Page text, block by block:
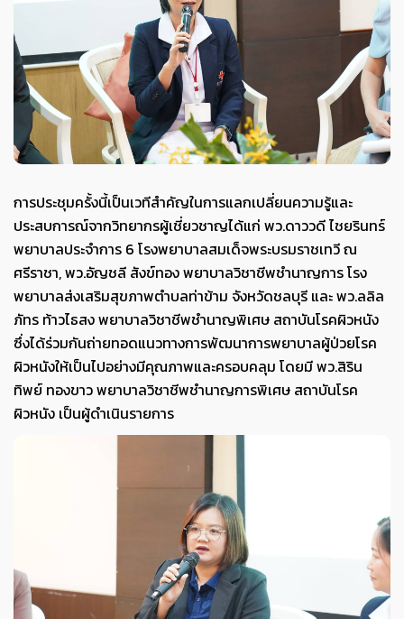
การประชุมครั้งนี้เป็นเวทีสำคัญในการแลกเปลี่ยนความรู้และ
ประสบการณ์จากวิทยากรผู้เชี่ยวชาญได้แก่ พว.ดาววดี ไชยรินทร์
พยาบาลประจำการ 6 โรงพยาบาลสมเด็จพระบรมราชเทวี ณ
ศรีราชา, พว.อัญชลี สังข์ทอง พยาบาลวิชาชีพชำนาญการ โรง
พยาบาลส่งเสริมสุขภาพตำบลท่าข้าม จังหวัดชลบุรี และ พว.ลลิล
ภัทร ท้าวไธสง พยาบาลวิชาชีพชำนาญพิเศษ สถาบันโรคผิวหนัง
ซึ่งได้ร่วมกันถ่ายทอดแนวทางการพัฒนาการพยาบาลผู้ป่วยโรค
ผิวหนังให้เป็นไปอย่างมีคุณภาพและครอบคลุม โดยมี พว.สิริน
ทิพย์ ทองขาว พยาบาลวิชาชีพชำนาญการพิเศษ สถาบันโรค
ผิวหนัง เป็นผู้ดำเนินรายการ